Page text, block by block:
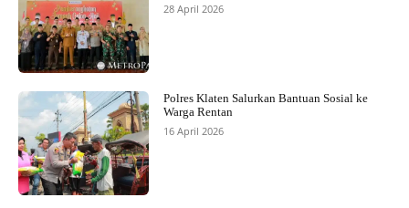
28 April 2026
Polres Klaten Salurkan Bantuan Sosial ke
Warga Rentan
16 April 2026